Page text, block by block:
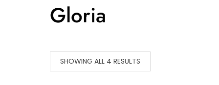
Gloria
SHOWING ALL 4 RESULTS